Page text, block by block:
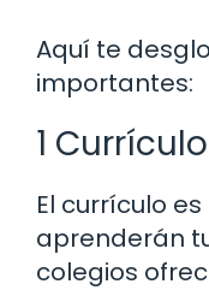
Aquí te
importantes:
1
El currículo
aprenderán
colegios